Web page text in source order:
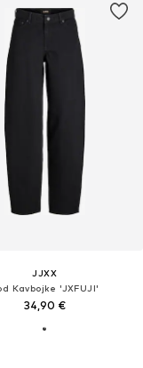
JJXX
Kavbojke 'JXFUJI'
34,90 €